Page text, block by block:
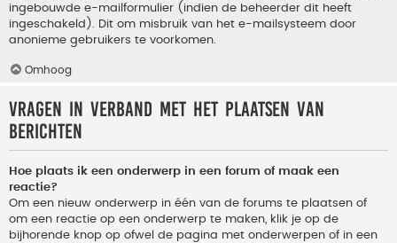
ingebouwde e-mailformulier (indien de beheerder dit heeft
ingeschakeld). Dit om misbruik van het e-mailsysteem door
anonieme gebruikers te voorkomen.
Omhoog
Vragen in verband met het plaatsen van
berichten
Hoe plaats ik een onderwerp in een forum of maak een
reactie?
Om een nieuw onderwerp in één van de forums te plaatsen of
om een reactie op een onderwerp te maken, klik je op de
bijhorende knop op ofwel de pagina met onderwerpen of in een